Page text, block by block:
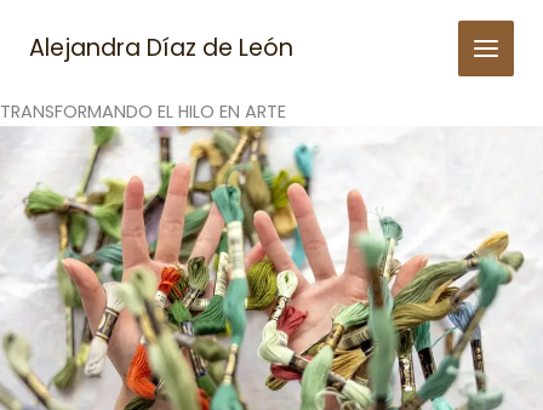
Alejandra Díaz de León
TRANSFORMANDO EL HILO EN ARTE